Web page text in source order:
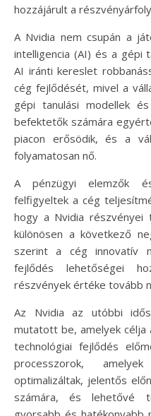
hozzájárult a
A Nvidia nem csupán a
intelligencia (AI) és a gépi
AI iránti kereslet
cég fejlődését, mivel a
gépi tanulási modellek
befektetők számára
piacon erősödik, és a
folyamatosan nő.
A pénzügyi elemzők
felfigyeltek a cég
hogy a Nvidia részvényei
különösen a következő
szerint a cég innovatív
fejlődés lehetőségei
részvények értéke tovább
Az Nvidia az utóbbi
mutatott be, amelyek célja
technológiai fejlődés
processzorok,
optimalizáltak, jelentős
számára, és lehetővé